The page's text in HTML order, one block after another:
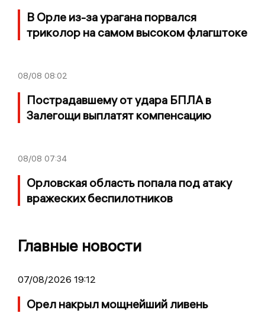
В Орле из-за урагана порвался
триколор на самом высоком флагштоке
08/08 08:02
Пострадавшему от удара БПЛА в
Залегощи выплатят компенсацию
08/08 07:34
Орловская область попала под атаку
вражеских беспилотников
Главные новости
07/08/2026 19:12
Орел накрыл мощнейший ливень